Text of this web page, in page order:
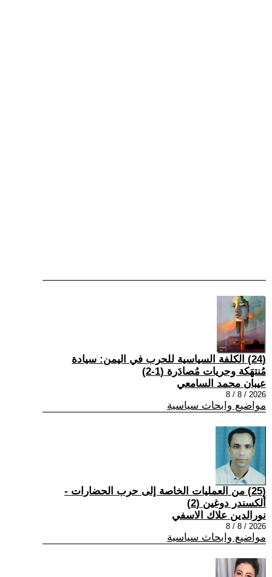
(24) الكلفة السياسية للحرب في اليمن: سيادة
مُنتهَكة وحريات مُصادَرة (1-2)
عيبان محمد السامعي
2026 / 8 / 8
مواضيع وابحاث سياسية
(25) من العمليات الخاصة إلى حرب الحضارات -
ألكسندر دوغين (2)
نورالدين علاك الاسفي
2026 / 8 / 8
مواضيع وابحاث سياسية